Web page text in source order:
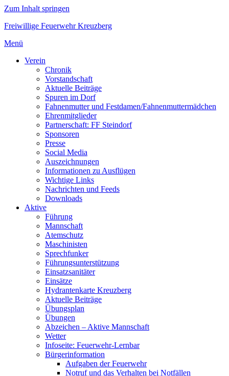
Zum Inhalt springen
Freiwillige Feuerwehr Kreuzberg
Menü
Verein
Chronik
Vorstandschaft
Aktuelle Beiträge
Spuren im Dorf
Fahnenmutter und Festdamen/Fahnenmuttermädchen
Ehrenmitglieder
Partnerschaft: FF Steindorf
Sponsoren
Presse
Social Media
Auszeichnungen
Informationen zu Ausflügen
Wichtige Links
Nachrichten und Feeds
Downloads
Aktive
Führung
Mannschaft
Atemschutz
Maschinisten
Sprechfunker
Führungsunterstützung
Einsatzsanitäter
Einsätze
Hydrantenkarte Kreuzberg
Aktuelle Beiträge
Übungsplan
Übungen
Abzeichen – Aktive Mannschaft
Wetter
Infoseite: Feuerwehr-Lernbar
Bürgerinformation
Aufgaben der Feuerwehr
Notruf und das Verhalten bei Notfällen